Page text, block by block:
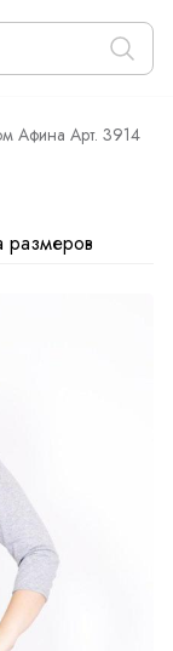
Афина Арт. 3914
размеров